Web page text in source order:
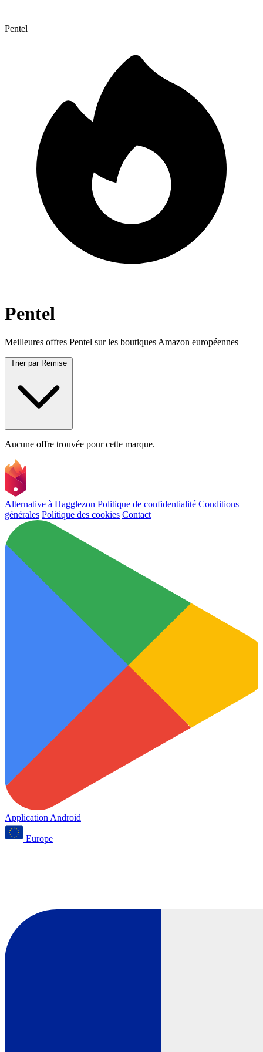
Pentel
Pentel
Meilleures offres Pentel sur les boutiques Amazon européennes
Trier par Remise
Aucune offre trouvée pour cette marque.
Alternative à Hagglezon Politique de confidentialité Conditions
générales Politique des cookies Contact
Application Android
Europe